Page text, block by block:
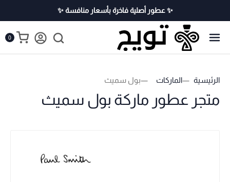
✨ عطور أصلية فاخرة بأسعار منافسة ✨
0
الرئيسية الماركات بول سميث
متجر عطور ماركة بول سميث